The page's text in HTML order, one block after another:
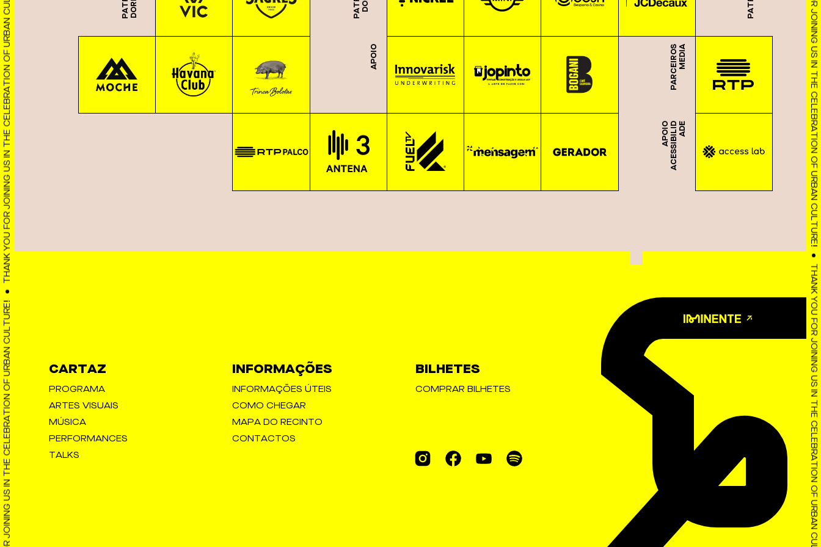
THANK YOU FOR JOINING US IN THE CELEBRATION OF URBAN CULTURE!
THANK YOU FOR JOINING US IN THE CELEBRATION OF URBAN CULTURE! THANK YOU FOR JOINING US IN THE CELEBRATION OF URBAN CULTURE!
THANK YOU FOR JOINING US IN THE CELEBRATION OF URBAN CULTURE!
APOIO P
A
R­
C
E
I­
R
O
S
M
E­
D
IA
A
P
O
I
O
A
C
E
S
S
I
B
I
L
I
D
A
D E
CARTAZ
PROGRAMA
ARTES VISUAIS
MÚSICA
PERFORMANCES
TALKS
INFORMAÇÕES
INFORMAÇÕES ÚTEIS
COMO CHEGAR
MAPA DO RECINTO
CONTACTOS
BILHETES
COMPRAR BILHETES